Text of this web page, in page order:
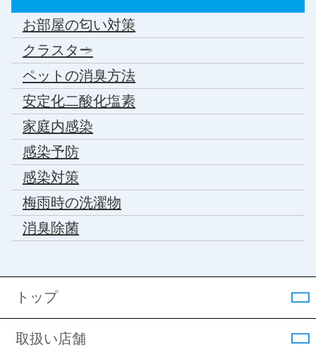
お部屋の匂い対策
クラスター
ペットの消臭方法
安定化二酸化塩素
家庭内感染
感染予防
感染対策
梅雨時の洗濯物
消臭除菌
トップ
取扱い店舗